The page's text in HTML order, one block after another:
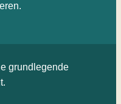
grundlegende